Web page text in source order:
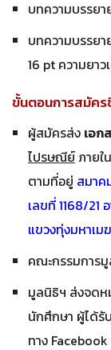
บทความบรรย
บทความบรรย
16 pt ความยาว
ขั้นตอนการสมัคร
ผู้สมัครส่ง เอก
ไปรษณีย์ ภายใ
ตามที่อยู่ สมาค
เลขที่ 1168/21
แขวงทุ่งมหาเม
คณะกรรมการ
มูลนิธิฯ ส่งจดห
นักศึกษา ผู้ได้รั
ทาง